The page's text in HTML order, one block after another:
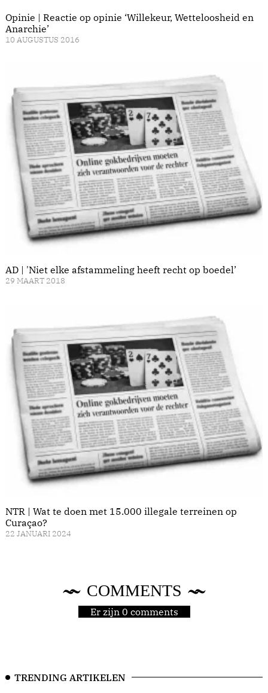
Opinie | Reactie op opinie ‘Willekeur, Wetteloosheid en
Anarchie’
10 AUGUSTUS 2016
AD | 'Niet elke afstammeling heeft recht op boedel’
29 MAART 2018
NTR | Wat te doen met 15.000 illegale terreinen op
Curaçao?
22 JANUARI 2024
COMMENTS
Er zijn 0 comments
TRENDING ARTIKELEN